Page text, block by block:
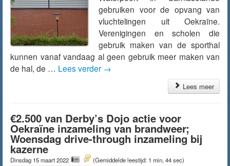
gebruiken voor de opvang van
vluchtelingen uit Oekraïne.
Verenigingen en scholen die
gebruik maken van de sporthal
kunnen vanaf vandaag al geen gebruik meer maken van
de hal, de … Lees verder →
Lees meer
€2.500 van Derby’s Dojo actie voor
Oekraïne inzameling van brandweer;
Woensdag drive-through inzameling bij
kazerne
Dinsdag 15 maart 2022 (Gemiddelde leestijd: 1 min, 44 sec)